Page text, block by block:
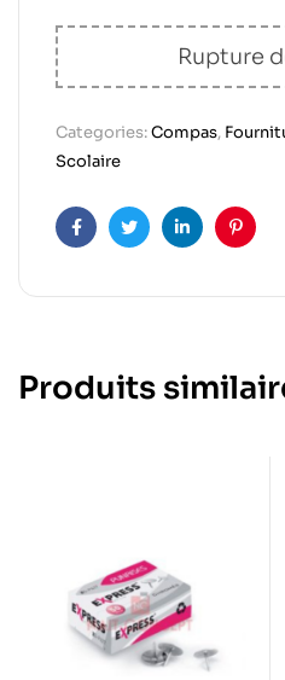
Rupture
Categories:Compas,
Scolaire
FacebookTwitterLinkedin
Produits